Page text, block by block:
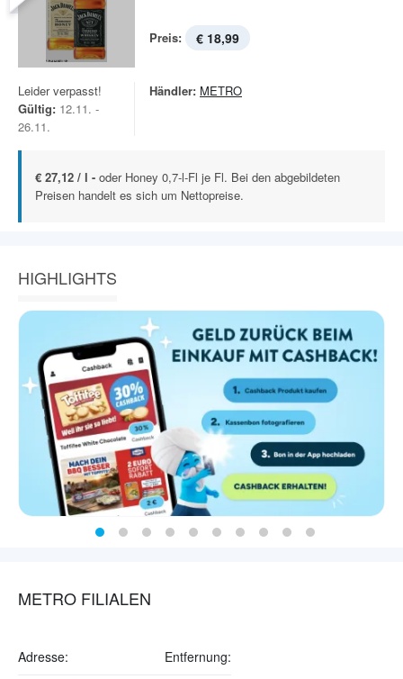
Preis: € 18,99
Leider verpasst!
Gültig: 12.11. -
26.11.
Händler: METRO
€ 27,12 / l - oder Honey 0,7-l-Fl je Fl. Bei den abgebildeten
Preisen handelt es sich um Nettopreise.
HIGHLIGHTS
METRO FILIALEN
Adresse: Entfernung: